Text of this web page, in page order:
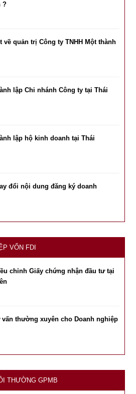
?
về quản trị Công ty TNHH Một thành
lập Chi nhánh Công ty tại Thái
lập hộ kinh doanh tại Thái
đổi nội dung đăng ký doanh
VỐN FDI
chỉnh Giấy chứng nhận đầu tư tại
vấn thường xuyên cho Doanh nghiệp
THƯỜNG GPMB